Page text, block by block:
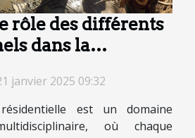
rôle des différents
dans la
janvier 2025 09:32
est un domaine
où chaque